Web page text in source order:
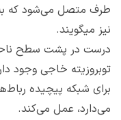
طرف متصل می‌شود که
نیز میگویند.
درست در پشت سطح
توبروزیته خاجی وجود
برای شبکه پیچیده
می‌دارد، عمل می‌کند.